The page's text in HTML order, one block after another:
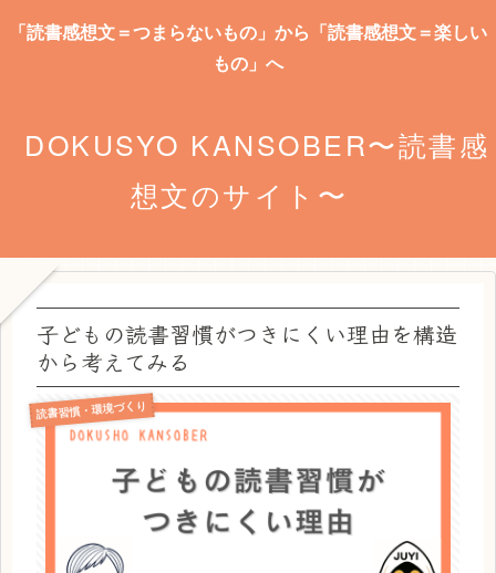
「読書感想文＝つまらないもの」から「読書感想文＝楽しい
もの」へ
DOKUSYO KANSOBER〜読書感
想文のサイト〜
子どもの読書習慣がつきにくい理由を構造
から考えてみる
読書習慣・環境づくり